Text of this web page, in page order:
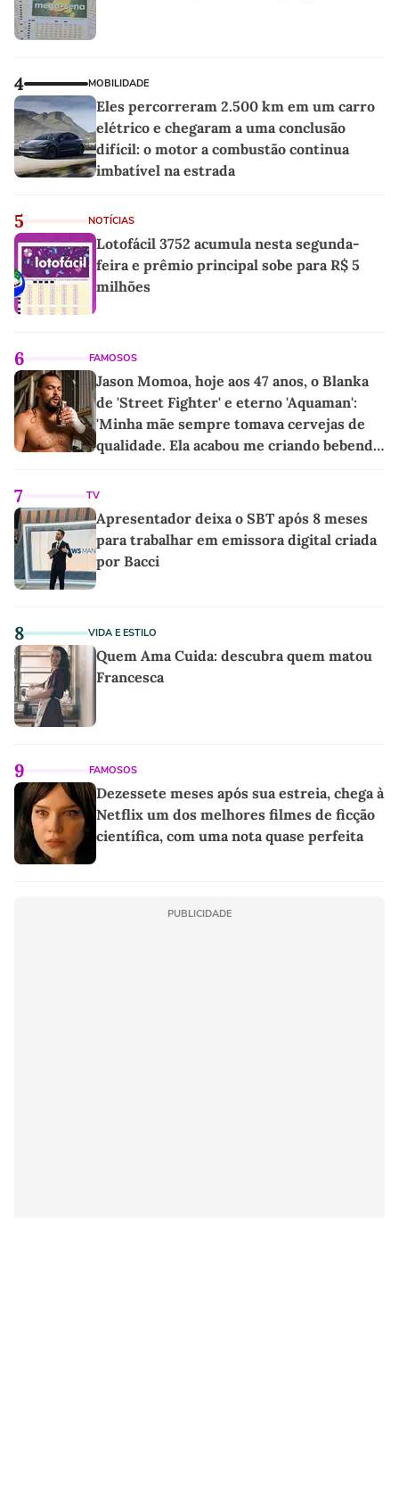
4 MOBILIDADE
Eles percorreram 2.500 km em um carro
elétrico e chegaram a uma conclusão
difícil: o motor a combustão continua
imbatível na estrada
5 NOTÍCIAS
Lotofácil 3752 acumula nesta segunda-
feira e prêmio principal sobe para R$ 5
milhões
6 FAMOSOS
Jason Momoa, hoje aos 47 anos, o Blanka
de 'Street Fighter' e eterno 'Aquaman':
'Minha mãe sempre tomava cervejas de
qualidade. Ela acabou me criando bebendo
7 TV
Apresentador deixa o SBT após 8 meses
para trabalhar em emissora digital criada
por Bacci
8 VIDA E ESTILO
Quem Ama Cuida: descubra quem matou
Francesca
9 FAMOSOS
Dezessete meses após sua estreia, chega à
Netflix um dos melhores filmes de ficção
científica, com uma nota quase perfeita
PUBLICIDADE